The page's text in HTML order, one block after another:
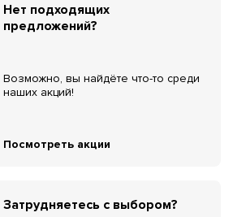
Нет подходящих
предложений?
Возможно, вы найдёте что-то среди
наших акций!
Посмотреть акции
Затрудняетесь с выбором?